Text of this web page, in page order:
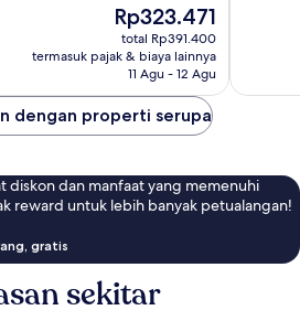
Harga
sekarang
Rp323.471
Rp323.471
total Rp391.400
termasuk pajak & biaya lainnya
11 Agu - 12 Agu
dengan properti serupa
diskon dan manfaat yang memenuhi
reward untuk lebih banyak petualangan!
gratis
sekitar